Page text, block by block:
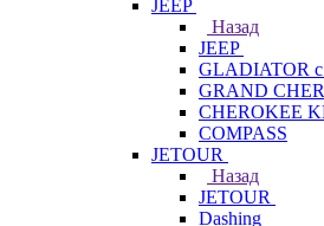
JEEP
Назад
JEEP
GLADIATOR с
GRAND
CHEROKEE
COMPASS
JETOUR
Назад
JETOUR
Dashing